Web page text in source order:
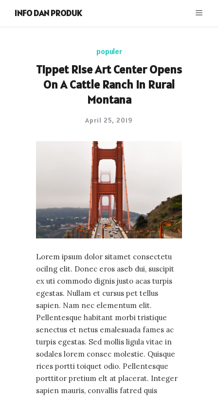
INFO DAN PRODUK
populer
Tippet Rise Art Center Opens
On A Cattle Ranch In Rural
Montana
April 25, 2019
Lorem ipsum dolor sitamet consectetu
ocilng elit. Donec eros aseb dui, suscipit
ex uti commodo dignis justo acas turpis
egestas. Nullam et cursus pet tellus
sapien. Nam nec elementum elit.
Pellentesque habitant morbi tristique
senectus et netus emalesuada fames ac
turpis egestas. Sed mollis ligula vitae in
sodales lorem consec molestie. Quisque
rices portti toiquet odio. Pellentesque
porttitor pretium elt at placerat. Integer
sapien mauris, convallis fatred quis